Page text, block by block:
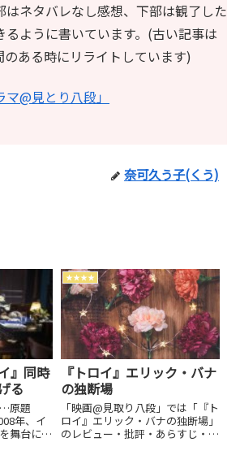
ネタバレなし感想、下部は観了した
るように書いています。(古い記事は
のある時にリライトしています)
マ@見とり八段」
奈可久う子(くう)
』同時
る
…原題
年、イ
舞台に描
★★★★
『トロイ』エリック・バナ
の独断場
「映画@見取り八段」では「『ト
ロイ』エリック・バナの独断場」
のレビュー・批評・あらすじ・キ